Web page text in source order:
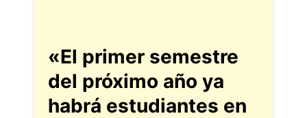
«El primer semestre
del próximo año ya
habrá estudiantes en